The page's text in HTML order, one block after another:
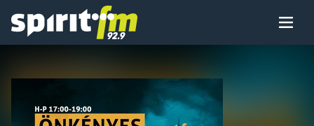
Spirit
Menü
Műsoraink